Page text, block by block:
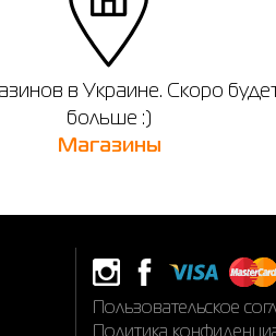
в Украине. Скоро
больше :)
Магазины
Пользовательское
Политика